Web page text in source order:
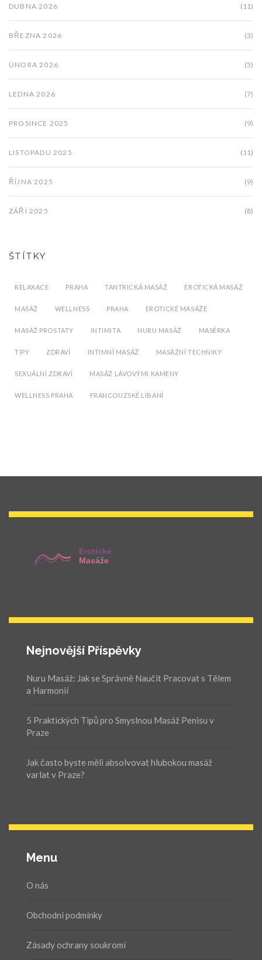
DUBNA 2026 (11)
BŘEZNA 2026 (3)
ÚNORA 2026 (5)
LEDNA 2026 (7)
PROSINCE 2025 (9)
LISTOPADU 2025 (11)
ŘÍJNA 2025 (9)
ZÁŘÍ 2025 (8)
ŠTÍTKY
RELAXACE PRAHA TANTRICKÁ MASÁŽ EROTICKÁ MASÁŽ
MASÁŽ WELLNESS PRAHA EROTICKÉ MASÁŽE
MASÁŽ PROSTATY INTIMITA NURU MASÁŽ MASÉRKA
TIPY ZDRAVÍ INTIMNÍ MASÁŽ MASÁŽNÍ TECHNIKY
SEXUÁLNÍ ZDRAVÍ MASÁŽ LÁVOVÝMI KAMENY
WELLNESS PRAHA FRANCOUZSKÉ LÍBÁNÍ
Nejnovější Příspěvky
Nuru Masáž: Jak se Správně Naučit Pracovat s Tělem
a Harmonií
5 Praktických Tipů pro Smyslnou Masáž Penisu v
Praze
Jak často byste měli absolvovat hlubokou masáž
varlat v Praze?
Menu
O nás
Obchodní podmínky
Zásady ochrany soukromí